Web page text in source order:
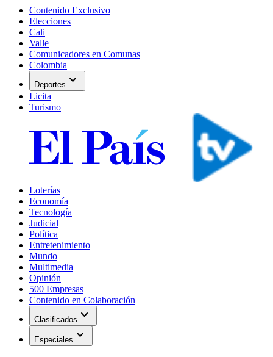
Contenido Exclusivo
Elecciones
Cali
Valle
Comunicadores en Comunas
Colombia
Deportes expand_more
Licita
Turismo
Loterías
Economía
Tecnología
Judicial
Política
Entretenimiento
Mundo
Multimedia
Opinión
500 Empresas
Contenido en Colaboración
Clasificados expand_more
Especiales expand_more